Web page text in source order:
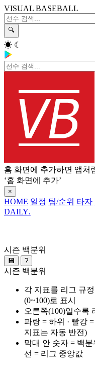
VISUAL BASEBALL
🔍
☀ ☾
홈 화면에 추가하면 앱처
‘홈 화면에 추가’
×
HOME 일정 팀/순위 타자
DAILY.
시즌 백분위
💾 ?
시즌 백분위
각 지표를 리그 규
(0~100)로 표시
오른쪽(100)일수록
파랑 = 하위 · 빨강
지표는 자동 반전)
막대 안 숫자 = 백
선 = 리그 중앙값